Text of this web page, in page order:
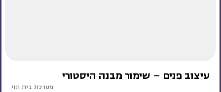
עיצוב פנים – שימור מבנה היסטורי
מערכת בית ונוי